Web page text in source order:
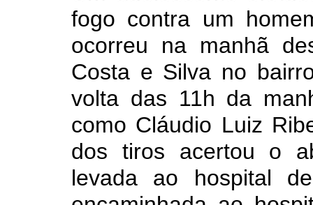
fogo contra um
ocorreu na manhã
Costa e Silva no
volta das 11h da
como Cláudio Luiz
dos tiros acertou o
levada ao hospital